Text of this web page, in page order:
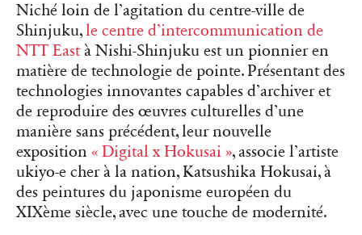
Niché loin de l’agitation du centre-ville de
Shinjuku,le centre d’intercommunication de
NTT Eastà Nishi-Shinjuku est un pionnier en
matière de technologie de pointe. Présentant des
technologies innovantes capables d’archiver et
de reproduire des œuvres culturelles d’une
manière sans précédent, leur nouvelle
exposition « Digital x Hokusai », associe l’artiste
ukiyo-e cher à la nation, Katsushika Hokusai, à
des peintures du japonisme européen du
XIXème siècle, avec une touche de modernité.